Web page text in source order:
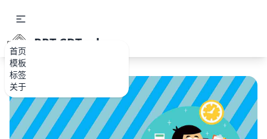
首页
模板
标签
关于
PPT.CDTools